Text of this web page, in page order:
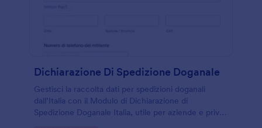
Dichiarazione Di Spedizione Doganale
Gestisci la raccolta dati per spedizioni doganali
dall’Italia con il Modulo di Dichiarazione di
Spedizione Doganale Italia, utile per aziende e privati